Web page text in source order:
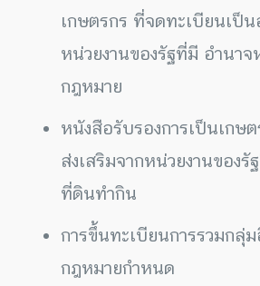
เกษตรกร ที่จดทะเบียนเป็น
หน่วยงานของรัฐที่มี อำนา
กฎหมาย
หนังสือรับรองการเป็นเกษ
ส่งเสริมจากหน่วยงานของรั
ที่ดินทำกิน
การขึ้นทะเบียนการรวมกลุ่
กฎหมายกำหนด